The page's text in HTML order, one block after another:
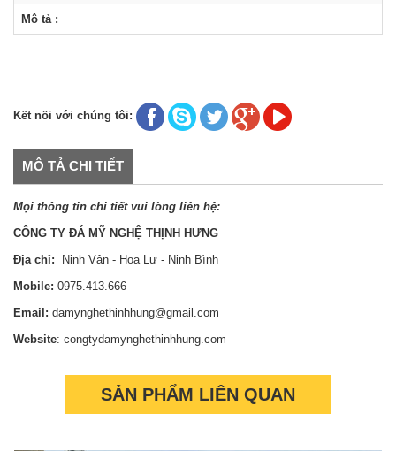
Mô tả :
Kết nối với chúng tôi:
MÔ TẢ CHI TIẾT
Mọi thông tin chi tiết vui lòng liên hệ:
CÔNG TY ĐÁ MỸ NGHỆ THỊNH HƯNG
Địa chỉ: Ninh Vân - Hoa Lư - Ninh Bình
Mobile: 0975.413.666
Email: damynghethinhhung@gmail.com
Website: congtydamynghethinhhung.com
SẢN PHẨM LIÊN QUAN